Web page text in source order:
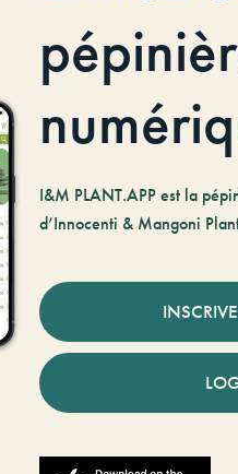
I&M PLANT.APP est la
d’Innocenti & Mangoni